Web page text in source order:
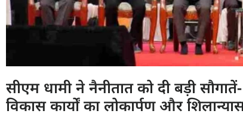
सीएम धामी ने नैनीतात को दी बड़ी
विकास कार्यों का लोकार्पण और